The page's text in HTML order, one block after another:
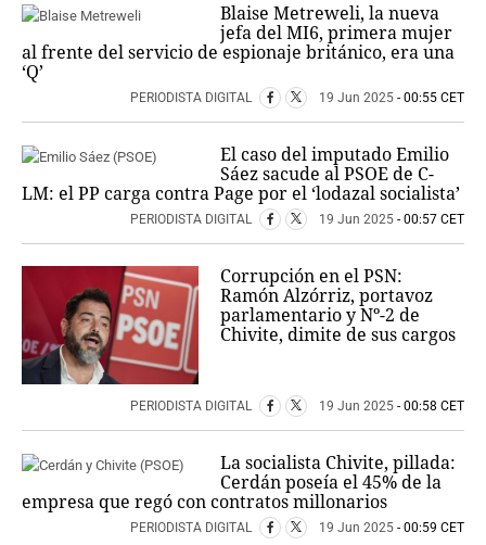
Blaise Metreweli, la nueva
jefa del MI6, primera mujer
al frente del servicio de espionaje británico, era una
‘Q’
PERIODISTA DIGITAL 19 Jun 2025 - 00:55 CET
El caso del imputado Emilio
Sáez sacude al PSOE de C-
LM: el PP carga contra Page por el ‘lodazal socialista’
PERIODISTA DIGITAL 19 Jun 2025 - 00:57 CET
Corrupción en el PSN:
Ramón Alzórriz, portavoz
parlamentario y Nº-2 de
Chivite, dimite de sus cargos
PERIODISTA DIGITAL 19 Jun 2025 - 00:58 CET
La socialista Chivite, pillada:
Cerdán poseía el 45% de la
empresa que regó con contratos millonarios
PERIODISTA DIGITAL 19 Jun 2025 - 00:59 CET